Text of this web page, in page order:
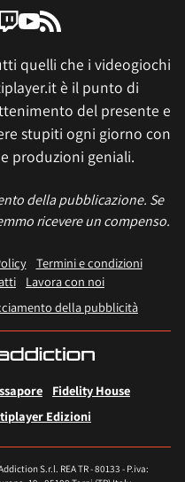
quelli che i videogiochi
è il punto di
del presente e
stupiti ogni giorno con
produzioni geniali.
della pubblicazione. Se
ricevere un compenso.
Termini e condizioni
Lavora con noi
della pubblicità
Fidelity House
Edizioni
S.r.l. REA TR - 80133 - P.iva: